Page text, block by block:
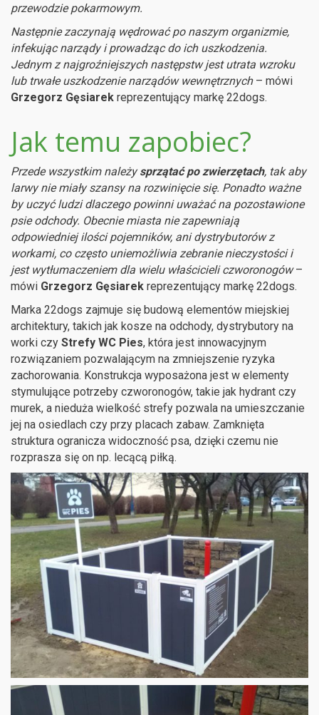
przewodzie pokarmowym.
Następnie zaczynają wędrować po naszym organizmie,
infekując narządy i prowadząc do ich uszkodzenia.
Jednym z najgroźniejszych następstw jest utrata wzroku
lub trwałe uszkodzenie narządów wewnętrznych– mówi
Grzegorz Gęsiarek reprezentujący markę 22dogs.
Jak temu zapobiec?
Przede wszystkim należysprzątać po zwierzętach, tak aby
larwy nie miały szansy na rozwinięcie się. Ponadto ważne
by uczyć ludzi dlaczego powinni uważać na pozostawione
psie odchody. Obecnie miasta nie zapewniają
odpowiedniej ilości pojemników, ani dystrybutorów z
workami, co często uniemożliwia zebranie nieczystości i
jest wytłumaczeniem dla wielu właścicieli czworonogów–
mówi Grzegorz Gęsiarek reprezentujący markę 22dogs.
Marka 22dogs zajmuje się budową elementów miejskiej
architektury, takich jak kosze na odchody, dystrybutory na
worki czy Strefy WC Pies, która jest innowacyjnym
rozwiązaniem pozwalającym na zmniejszenie ryzyka
zachorowania. Konstrukcja wyposażona jest w elementy
stymulujące potrzeby czworonogów, takie jak hydrant czy
murek, a nieduża wielkość strefy pozwala na umieszczanie
jej na osiedlach czy przy placach zabaw. Zamknięta
struktura ogranicza widoczność psa, dzięki czemu nie
rozprasza się on np. lecącą piłką.